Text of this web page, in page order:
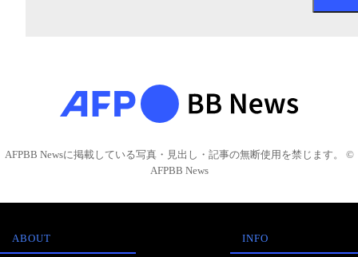
AFPBB Newsに掲載している写真・見出し・記事の無断使用を禁じます。 ©
AFPBB News
ABOUT INFO